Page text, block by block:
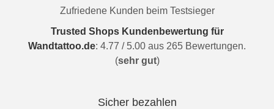
Zufriedene Kunden beim Testsieger
Trusted Shops Kundenbewertung für
Wandtattoo.de: 4.77 / 5.00 aus 265 Bewertungen.
(sehr gut)
Sicher bezahlen